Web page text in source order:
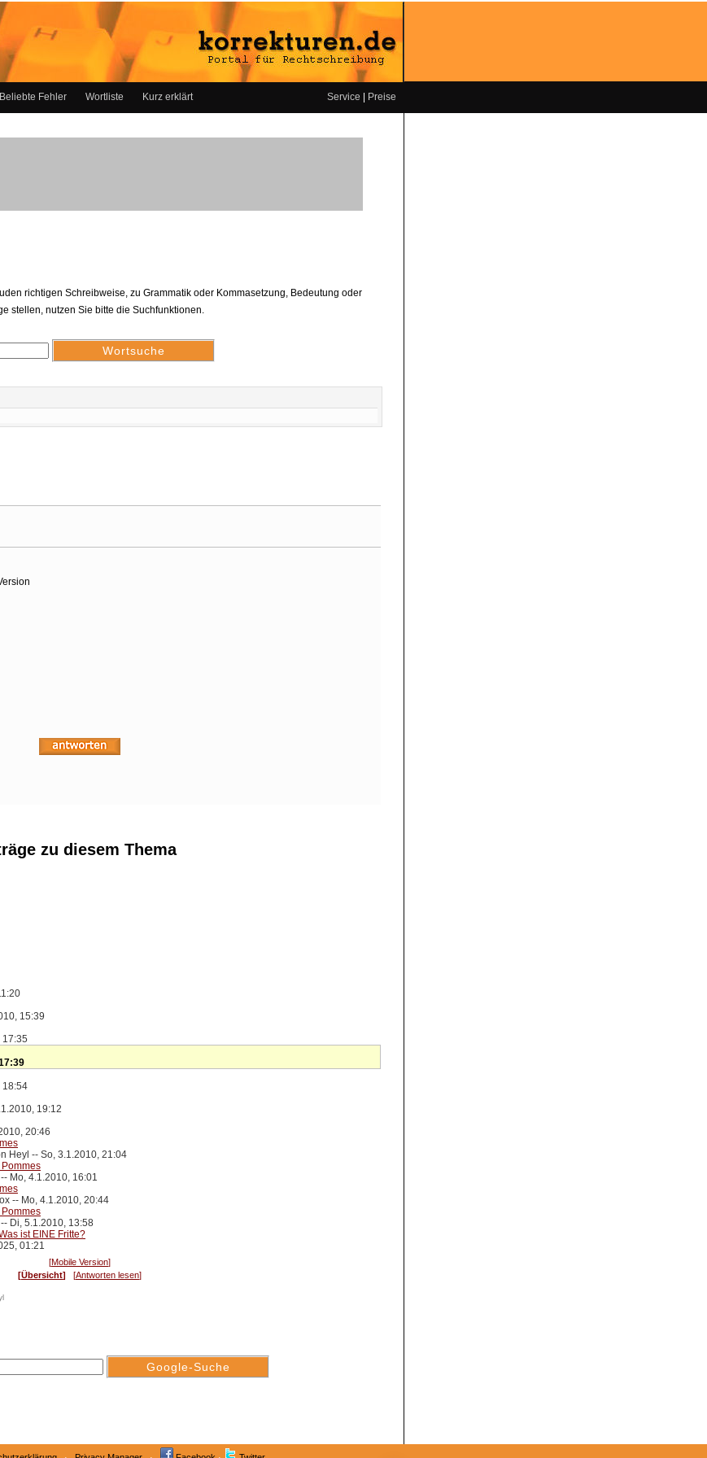
Beliebte Fehler Wortliste Kurz erklärt Service Preise
richtigen Schreibweise, zu Grammatik oder Kommasetzung, Bedeutung oder
stellen, nutzen Sie bitte die Suchfunktionen.
zu diesem Thema
15:39
17:35
18:54
19:12
20:46
Heyl -- So, 3.1.2010, 21:04
Pommes
Mo, 4.1.2010, 16:01
-- Mo, 4.1.2010, 20:44
Pommes
Di, 5.1.2010, 13:58
ist EINE Fritte?
01:21
Mobile Version
Übersicht
Antworten lesen